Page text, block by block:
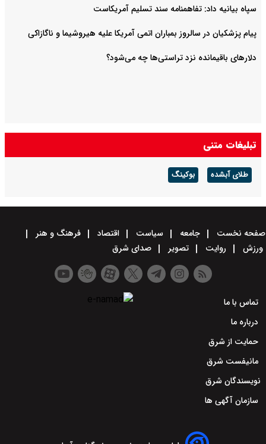
سپاه بیانیه داد: تفاهمنامه سند تسلیم آمریکاست
پیام پزشکیان در سالروز بمباران اتمی آمریکا علیه هیروشیما و ناگازاکی
دلارهای باقیمانده نزد تراستی‌ها چه می‌شود؟
تبلیغات متنی
طلای آبشده بوکینگ
صفحه نخست جامعه سیاست اقتصاد
فرهنگ و هنر
ورزش
روایت تصویر صدای شرق
تماس با ما
درباره ما
حمایت از شرق
مانیفست شرق
نویسندگان شرق
سازمان آگهی ها